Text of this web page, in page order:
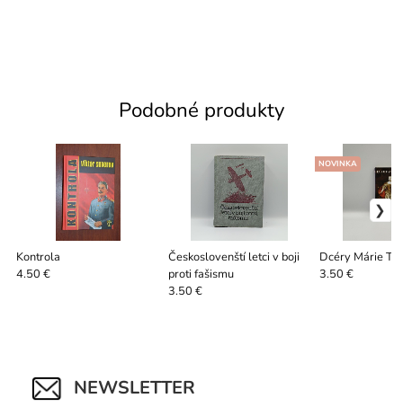
Podobné produkty
Kontrola
4.50 €
Českoslovenští letci v boji
proti fašismu
3.50 €
Dcéry Márie
NOVINKA
3.50 €
NEWSLETTER